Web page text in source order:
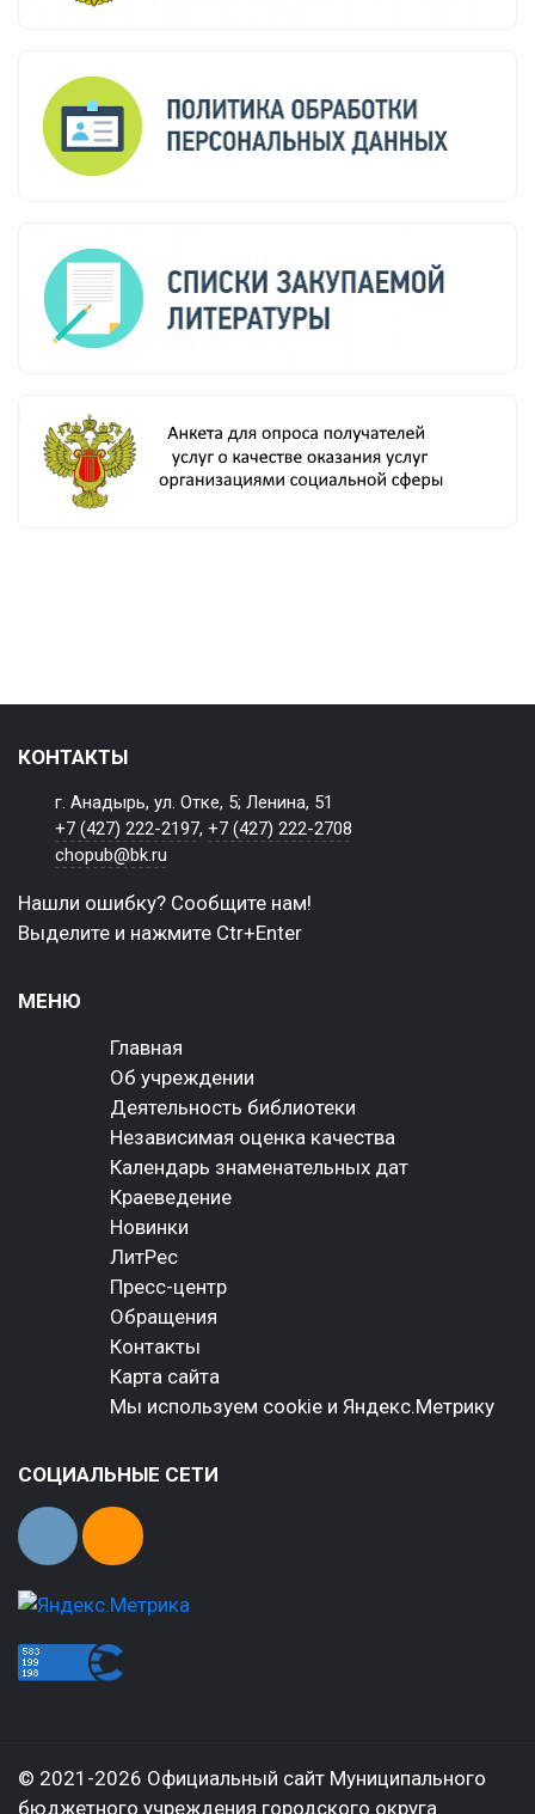
КОНТАКТЫ
г. Анадырь, ул. Отке, 5; Ленина, 51
+7 (427) 222-2197,+7 (427) 222-2708
chopub@bk.ru
Нашли ошибку? Сообщите нам!
Выделите и нажмите Ctr+Enter
МЕНЮ
Главная
Об учреждении
Деятельность библиотеки
Независимая оценка качества
Календарь знаменательных дат
Краеведение
Новинки
ЛитРес
Пресс-центр
Обращения
Контакты
Карта сайта
Мы используем cookie и Яндекс.Метрику
СОЦИАЛЬНЫЕ СЕТИ
© 2021-2026 Официальный сайт Муниципального
бюджетного учреждения городского округа